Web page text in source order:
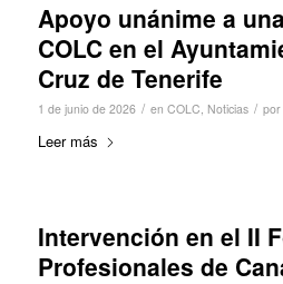
Apoyo unánime a
COLC en el
Cruz de Tenerife
1 de junio de 2026 / en COLC, Noticias / por
Leer más
Intervención en el II
Profesionales de